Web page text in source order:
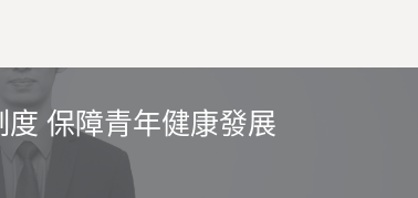
保障青年健康發展